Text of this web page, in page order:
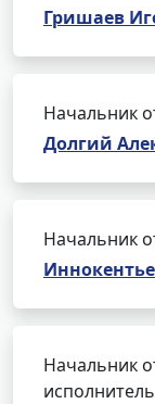
Гришаев
Начальник
Долгий
Начальник
Начальник